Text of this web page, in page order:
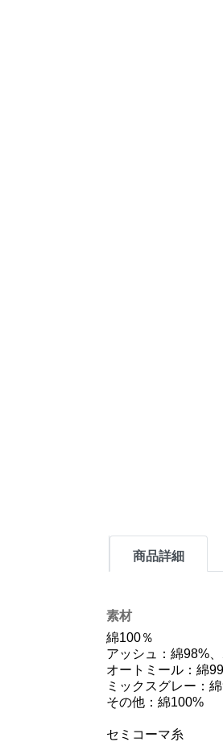
商品詳細
素材
綿100％
アッシュ：綿98%
オートミール：綿
ミックスグレー：
その他：綿100%
セミコーマ糸